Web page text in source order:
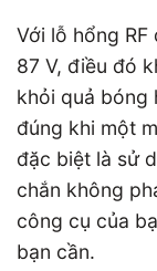
Với lỗ hổng
87 V, điều đó
khỏi quả bóng
đúng khi một
đặc biệt là sử
chắn không
công cụ của
bạn cần.